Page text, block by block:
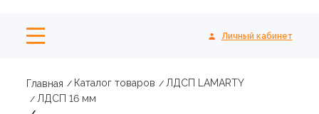
Личный кабинет
Главная Каталог товаров
ЛДСП LAMARTY
ЛДСП 16 мм